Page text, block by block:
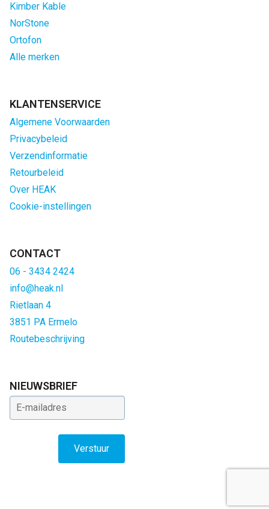
Kimber Kable
NorStone
Ortofon
Alle merken
KLANTENSERVICE
Algemene Voorwaarden
Privacybeleid
Verzendinformatie
Retourbeleid
Over HEAK
Cookie-instellingen
CONTACT
06 - 3434 2424
info@heak.nl
Rietlaan 4
3851 PA Ermelo
Routebeschrijving
NIEUWSBRIEF
E-mailadres